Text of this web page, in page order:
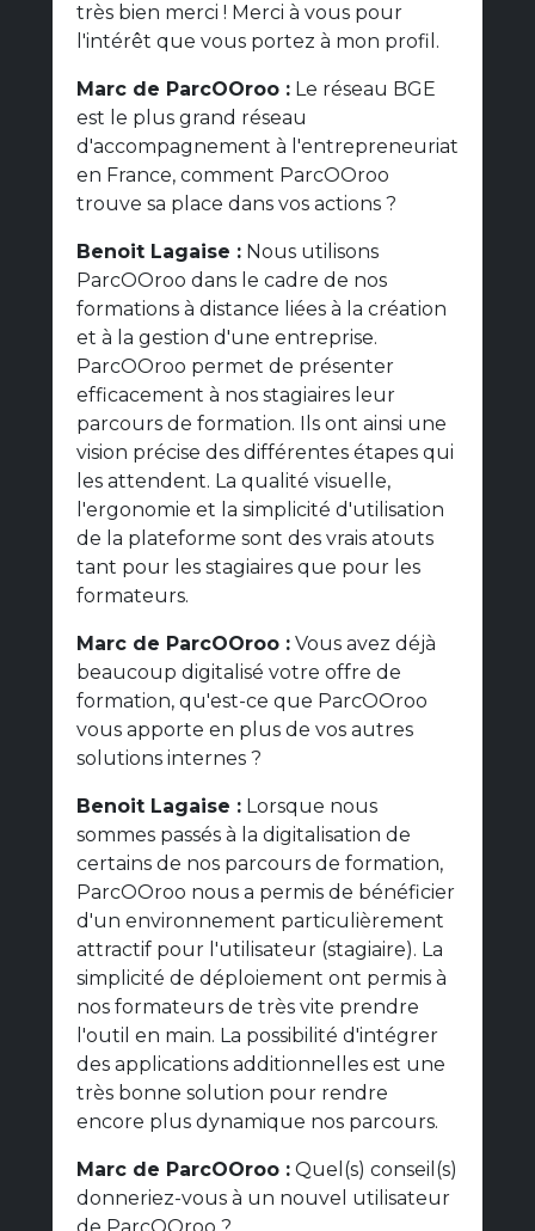
très bien merci ! Merci à vous pour
l'intérêt que vous portez à mon profil.
Marc de ParcOOroo : Le réseau BGE
est le plus grand réseau
d'accompagnement à l'entrepreneuriat
en France, comment ParcOOroo
trouve sa place dans vos actions ?
Benoit Lagaise : Nous utilisons
ParcOOroo dans le cadre de nos
formations à distance liées à la création
et à la gestion d'une entreprise.
ParcOOroo permet de présenter
efficacement à nos stagiaires leur
parcours de formation. Ils ont ainsi une
vision précise des différentes étapes qui
les attendent. La qualité visuelle,
l'ergonomie et la simplicité d'utilisation
de la plateforme sont des vrais atouts
tant pour les stagiaires que pour les
formateurs.
Marc de ParcOOroo : Vous avez déjà
beaucoup digitalisé votre offre de
formation, qu'est-ce que ParcOOroo
vous apporte en plus de vos autres
solutions internes ?
Benoit Lagaise : Lorsque nous
sommes passés à la digitalisation de
certains de nos parcours de formation,
ParcOOroo nous a permis de bénéficier
d'un environnement particulièrement
attractif pour l'utilisateur (stagiaire). La
simplicité de déploiement ont permis à
nos formateurs de très vite prendre
l'outil en main. La possibilité d'intégrer
des applications additionnelles est une
très bonne solution pour rendre
encore plus dynamique nos parcours.
Marc de ParcOOroo : Quel(s) conseil(s)
donneriez-vous à un nouvel utilisateur